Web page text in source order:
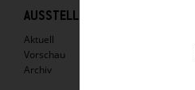
AUSSTELLUNGEN
Aktuell
Vorschau
Archiv